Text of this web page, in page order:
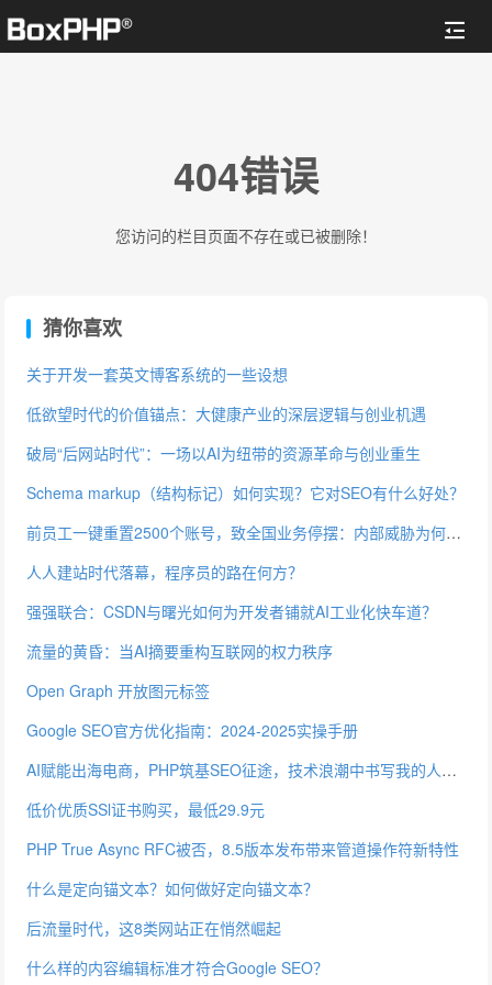
404错误
您访问的栏目页面不存在或已被删除！
猜你喜欢
关于开发一套英文博客系统的一些设想
低欲望时代的价值锚点：大健康产业的深层逻辑与创业机遇
破局“后网站时代”：一场以AI为纽带的资源革命与创业重生
Schema markup（结构标记）如何实现？它对SEO有什么好处？
前员工一键重置2500个账号，致全国业务停摆：内部威胁为何防不胜防？
人人建站时代落幕，程序员的路在何方？
强强联合：CSDN与曙光如何为开发者铺就AI工业化快车道？
流量的黄昏：当AI摘要重构互联网的权力秩序
Open Graph 开放图元标签
Google SEO官方优化指南：2024-2025实操手册
AI赋能出海电商，PHP筑基SEO征途，技术浪潮中书写我的人生蓝海
低价优质SSl证书购买，最低29.9元
PHP True Async RFC被否，8.5版本发布带来管道操作符新特性
什么是定向锚文本？如何做好定向锚文本？
后流量时代，这8类网站正在悄然崛起
什么样的内容编辑标准才符合Google SEO？